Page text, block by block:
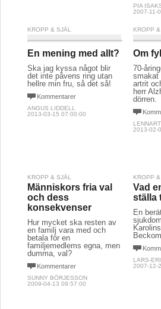
PIA
2007-11-
KROPP & SJÄL
En mening med allt?
Ska jag kyssa något blir
det inte påvens ring utan
hellre min fru, så det så!
Kommentarer
ANGUS LIDDELL
2013-03-15 07:00:00
KROPP &
Om
70-
smakat
artrit
herr
dörren.
2013-02-
KROPP & SJÄL
Människors fria val
och dess
konsekvenser
Hur mycket ska resten av
en familj vara med och
betala för en
familjemedlems egna, men
dumma, val?
Kommentarer
SUNNY BÖRJESSON
2009-04-13 09:57:00
KROPP &
Vad
ställa
En
LARS-
2007-12-